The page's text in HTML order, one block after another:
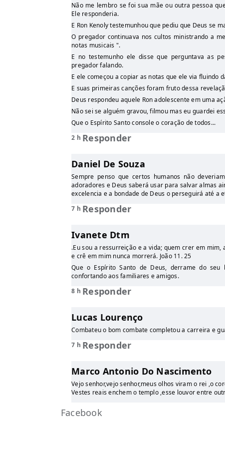
Não me lembro se foi sua mãe ou outra pessoa
Ele responderia.
E Ron Kenoly testemunhou que pediu que Deus se
O pregador continuava nos cultos ministrando a
notas musicais ".
E no testemunho ele disse que perguntava as
pregador falando.
E ele começou a copiar as notas que ele via fluindo
E suas primeiras canções foram fruto dessa
Deus respondeu aquele Ron adolescente em uma
Não sei se alguém gravou, filmou mas eu guardei
Que o Espírito Santo console o coração de todos...
2 h Responder
Daniel De Souza
Sempre penso que certos humanos não
adoradores e Deus saberá usar para salvar almas
excelencia e a bondade de Deus o perseguirá até a
7 h Responder
Ivanete Dtm
.Eu sou a ressurreição e a vida; quem crer em
e crê em mim nunca morrerá. João 11. 25
Que o Espírito Santo de Deus, derrame do seu
confortando aos familiares e amigos.
8 h Responder
Lucas Lourenço
Combateu o bom combate completou a carreira e
7 h Responder
Marco Antonio Do Nascimento
Vejo senhor,vejo senhor,meus olhos viram o rei ,o
Vestes reais enchem o templo ,esse louvor entre
Facebook